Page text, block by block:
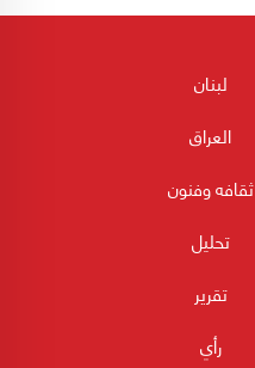
لبنان
العراق
ثقافه وفنون
تحليل
تقرير
رأي